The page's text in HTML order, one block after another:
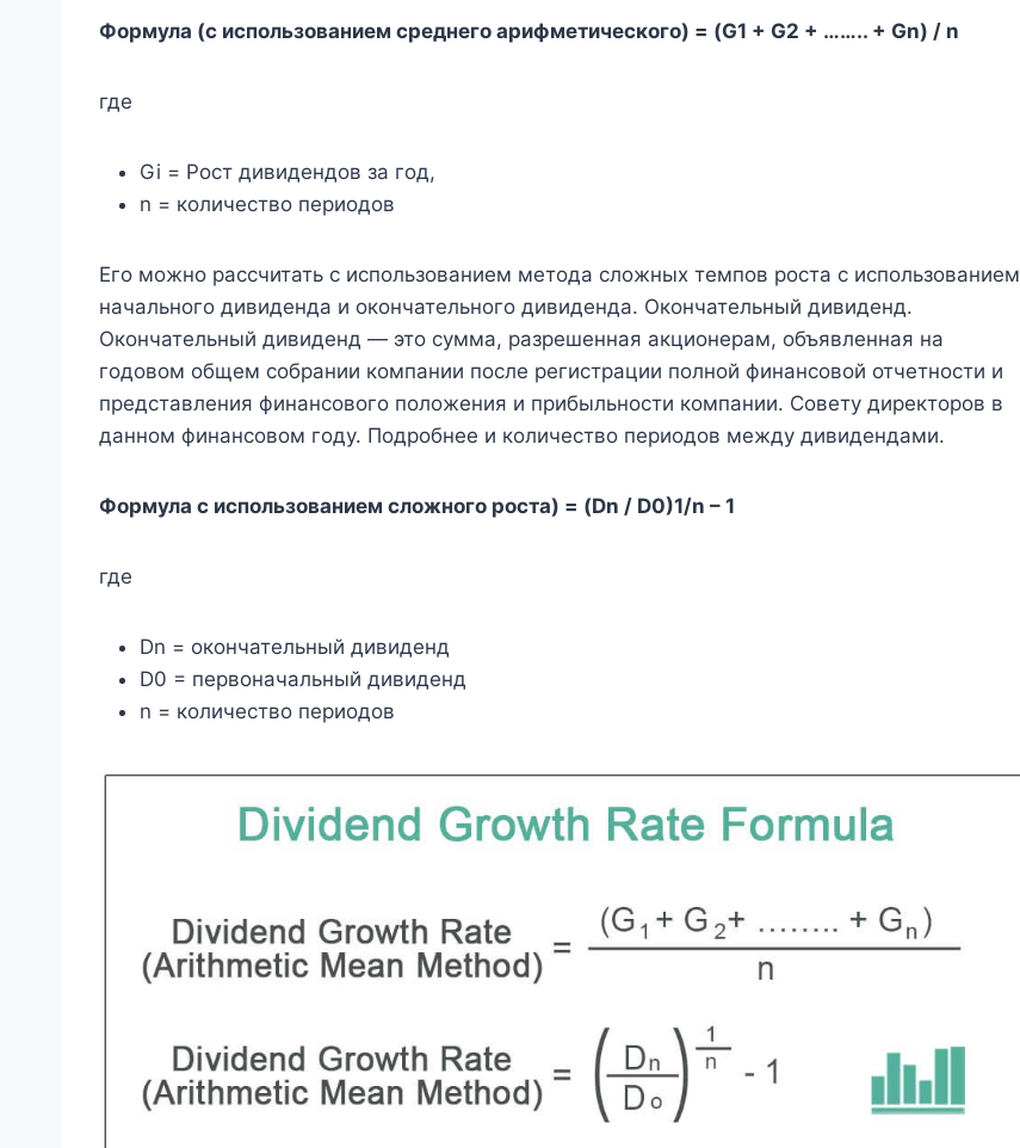
Формула (с использованием среднего арифметического) = (G1 + G2 + …….. + Gn) / n
где
Gi = Рост дивидендов за год,
n = количество периодов
Его можно рассчитать с использованием метода сложных темпов роста с использованием
начального дивиденда и окончательного дивиденда. Окончательный дивиденд.
Окончательный дивиденд — это сумма, разрешенная акционерам, объявленная на
годовом общем собрании компании после регистрации полной финансовой отчетности и
представления финансового положения и прибыльности компании. Совету директоров в
данном финансовом году. Подробнее и количество периодов между дивидендами.
Формула с использованием сложного роста) = (Dn / D0)1/n – 1
где
Dn = окончательный дивиденд
D0 = первоначальный дивиденд
n = количество периодов